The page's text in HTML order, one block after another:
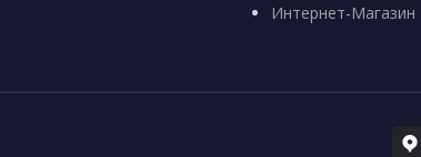
Интернет-Магазин